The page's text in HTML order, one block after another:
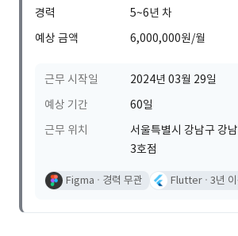
경력
5~6년 차
예상 금액
6,000,000원/월
근무 시작일
2024년 03월 29일
예상 기간
60일
근무 위치
서울특별시 강남구 강
3호점
Figma 경력 무관 Flutter 3년